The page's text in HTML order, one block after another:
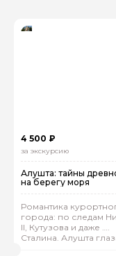
Россия
4 500 ₽
за экскурсию
Алушта: тайны
на берегу моря
Романтика
города: по следам
II, Кутузова и даже ….
Сталина. Алушта